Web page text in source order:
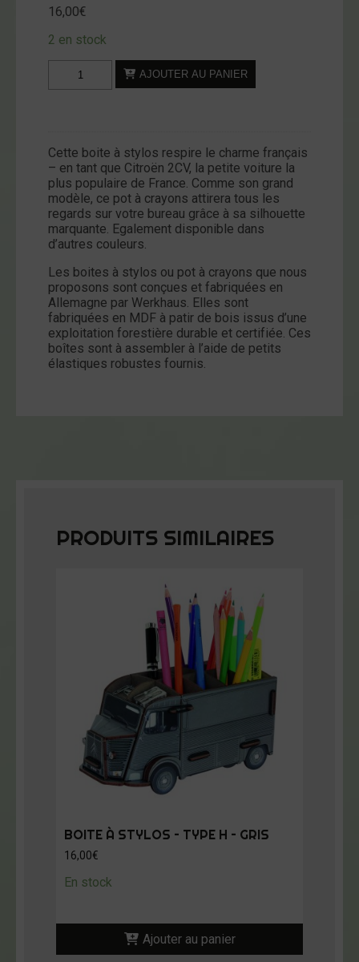
16,00€
2 en stock
quantité
de
-
2CV
-
Orange
AJOUTER AU PANIER
Cette boite à stylos respire le charme français
– en tant que Citroën 2CV, la petite voiture la
plus populaire de France. Comme son grand
modèle, ce pot à crayons attirera tous les
regards sur votre bureau grâce à sa silhouette
marquante. Egalement disponible dans
d’autres couleurs.
Les boites à stylos ou pot à crayons que nous
proposons sont conçues et fabriquées en
Allemagne par Werkhaus. Elles sont
fabriquées en MDF à patir de bois issus d’une
exploitation forestière durable et certifiée. Ces
boîtes sont à assembler à l’aide de petits
élastiques robustes fournis.
PRODUITS SIMILAIRES
BOITE À STYLOS – TYPE H – GRIS
16,00€
En stock
Ajouter au panier